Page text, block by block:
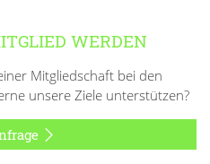
WERDEN
Mitgliedschaft bei den
unsere Ziele unterstützen?